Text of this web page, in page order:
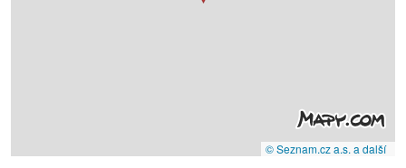
© Seznam.cz a.s. a další